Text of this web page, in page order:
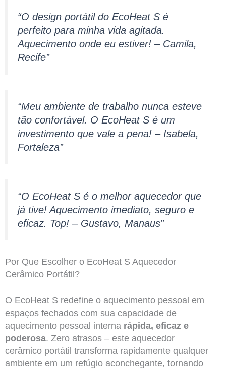
“O design portátil do EcoHeat S é
perfeito para minha vida agitada.
Aquecimento onde eu estiver! – Camila,
Recife”
“Meu ambiente de trabalho nunca esteve
tão confortável. O EcoHeat S é um
investimento que vale a pena! – Isabela,
Fortaleza”
“O EcoHeat S é o melhor aquecedor que
já tive! Aquecimento imediato, seguro e
eficaz. Top! – Gustavo, Manaus”
Por Que Escolher o EcoHeat S Aquecedor
Cerâmico Portátil?
O EcoHeat S redefine o aquecimento pessoal em
espaços fechados com sua capacidade de
aquecimento pessoal interna rápida, eficaz e
poderosa. Zero atrasos – este aquecedor
cerâmico portátil transforma rapidamente qualquer
ambiente em um refúgio aconchegante, tornando